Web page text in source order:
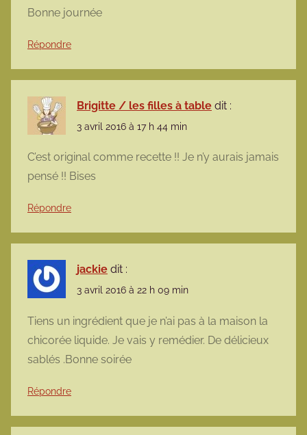
Bonne journée
Répondre
Brigitte / les filles à table dit :
3 avril 2016 à 17 h 44 min
C’est original comme recette !! Je n’y aurais jamais
pensé !! Bises
Répondre
jackie dit :
3 avril 2016 à 22 h 09 min
Tiens un ingrédient que je n’ai pas à la maison la
chicorée liquide. Je vais y remédier. De délicieux
sablés .Bonne soirée
Répondre